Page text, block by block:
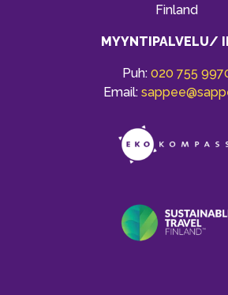
Finland
MYYNTIPALVELU/
Puh: 020 755
Email: